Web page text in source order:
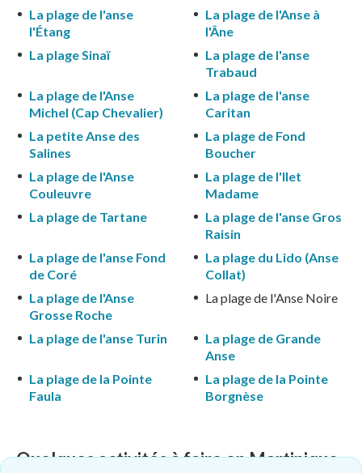
La plage de l'anse
l'Étang
La plage de l'Anse à
l'Âne
La plage Sinaï
La plage de l'anse
Trabaud
La plage de l'Anse
Michel (Cap Chevalier)
La plage de l'anse
Caritan
La petite Anse des
Salines
La plage de Fond
Boucher
La plage de l'Anse
Couleuvre
La plage de l'Ilet
Madame
La plage de Tartane
La plage de l'anse Gros
Raisin
La plage de l'anse Fond
de Coré
La plage du Lido (Anse
Collat)
La plage de l'Anse
Grosse Roche
La plage de l'Anse Noire
La plage de l'anse Turin
La plage de Grande
Anse
La plage de la Pointe
Faula
La plage de la Pointe
Borgnèse
Quelques activités à faire en Martinique